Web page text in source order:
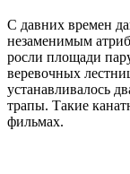
С давних времен
незаменимым
росли площади
веревочных
устанавливалось
трапы. Такие
фильмах.